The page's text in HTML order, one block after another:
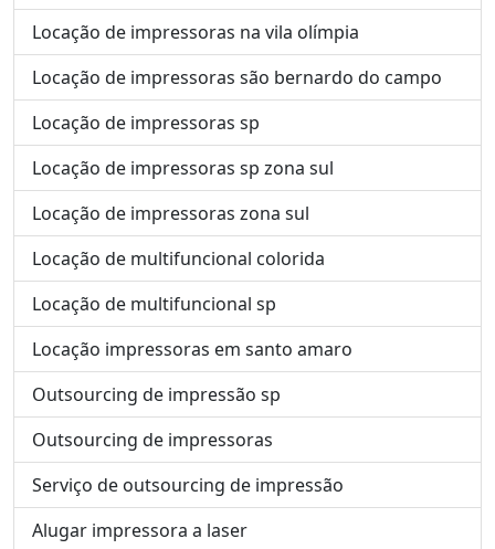
Locação de impressoras na vila olímpia
Locação de impressoras são bernardo do campo
Locação de impressoras sp
Locação de impressoras sp zona sul
Locação de impressoras zona sul
Locação de multifuncional colorida
Locação de multifuncional sp
Locação impressoras em santo amaro
Outsourcing de impressão sp
Outsourcing de impressoras
Serviço de outsourcing de impressão
Alugar impressora a laser